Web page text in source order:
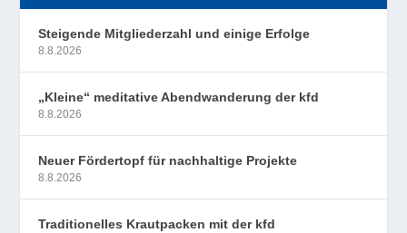
Steigende Mitgliederzahl und einige Erfolge
8.8.2026
„Kleine“ meditative Abendwanderung der kfd
8.8.2026
Neuer Fördertopf für nachhaltige Projekte
8.8.2026
Traditionelles Krautpacken mit der kfd